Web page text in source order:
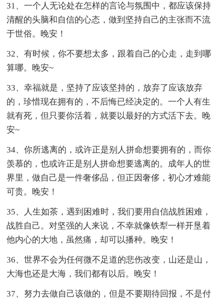
31、一个人无论处在怎样的言论与氛围中，都应该保持
清醒的头脑和自信的心态，做到坚持自己的主张而不流
于世俗。晚安！
32、有时候，你不要想太多，跟着自己的心走，走到哪
算哪。晚安~
33、幸福就是，坚持了应该坚持的，放弃了应该放弃
的，珍惜现在拥有的，不后悔已经决定的。一个人有生
就有死，但只要你活着，就要以最好的方式活下去。晚
安~
34、你所逃离的，或许正是别人拼命想要拥有的，而你
羡慕的，也或许正是别人拼命想要逃离的。成年人的世
界里，做自己是一件奢侈品，但正因奢侈，初心才难能
可贵。晚安！
35、人生如茶，遇到困难时，我们要用自信战胜困难，
战胜自己。对坚强的人来说，不幸就像铁犁一样开垦着
他内心的大地，虽然痛，却可以播种。晚安！
36、世界不会为任何微不足道的悲伤改变，山还是山，
大海也还是大海，我们都有以后。晚安！
37、努力去做自己该做的，但是不要期待回报，不是付